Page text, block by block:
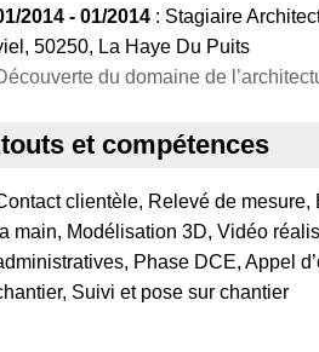
2014 - 01/2014 : Stagiaire
50250, La Haye Du Puits
du domaine de
et compétences
clientèle, Relevé de mesure,
la main, Modélisation 3D, Vidéo
Phase DCE, Appel
Suivi et pose sur chantier